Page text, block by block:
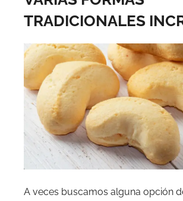
TRADICIONALES
A veces buscamos alguna opción